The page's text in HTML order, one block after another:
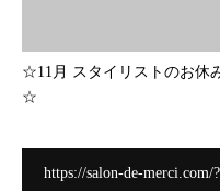
☆11月 スタイリストのお休
☆
https://salon-de-